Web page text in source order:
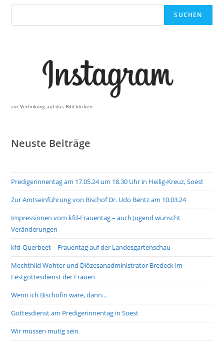
SUCHEN
zur Verlinkung auf das Bild klicken
Neuste Beiträge
Predigerinnentag am 17.05.24 um 18.30 Uhr in Heilig-Kreuz, Soest
Zur Amtseinführung von Bischof Dr. Udo Bentz am 10.03.24
Impressionen vom kfd-Frauentag – auch Jugend wünscht
Veränderungen
kfd-Querbeet – Frauentag auf der Landesgartenschau
Mechthild Wohter und Diözesanadministrator Bredeck im
Festgottesdienst der Frauen
Wenn ich Bischöfin wäre, dann…
Gottesdienst am Predigerinnentag in Soest
Wir müssen mutig sein